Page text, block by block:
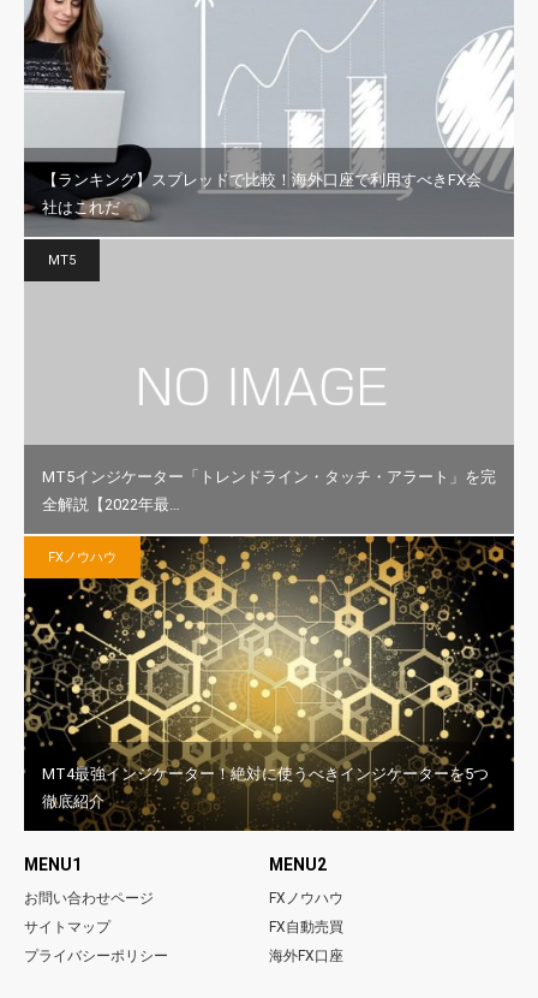
【ランキング】スプレッドで比較！海外口座で利用すべきFX会
社はこれだ
MT5
MT5インジケーター「トレンドライン・タッチ・アラート」を完
全解説【2022年最…
FXノウハウ
MT4最強インジケーター！絶対に使うべきインジケーターを5つ
徹底紹介
MENU1
お問い合わせページ
サイトマップ
プライバシーポリシー
MENU2
FXノウハウ
FX自動売買
海外FX口座